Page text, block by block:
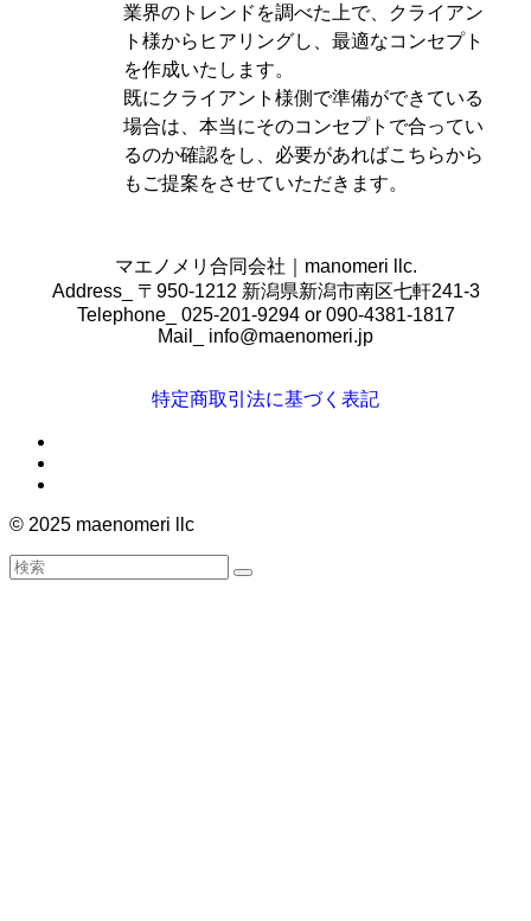
業界のトレンドを調べた上で、クライアン
ト様からヒアリングし、最適なコンセプト
を作成いたします。
既にクライアント様側で準備ができている
場合は、本当にそのコンセプトで合ってい
るのか確認をし、必要があればこちらから
もご提案をさせていただきます。
マエノメリ合同会社｜manomeri llc.
Address_ 〒950-1212 新潟県新潟市南区七軒241-3
Telephone_ 025-201-9294 or 090-4381-1817
Mail_ info@maenomeri.jp
特定商取引法に基づく表記
© 2025 maenomeri llc